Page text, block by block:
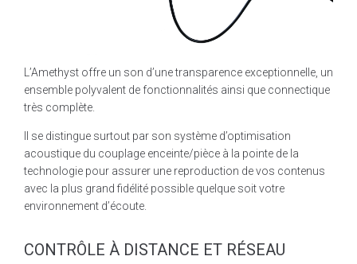
L’Amethyst offre un son d’une transparence exceptionnelle, un
ensemble polyvalent de fonctionnalités ainsi que connectique
très complète.
Il se distingue surtout par son système d’optimisation
acoustique du couplage enceinte/pièce à la pointe de la
technologie pour assurer une reproduction de vos contenus
avec la plus grand fidélité possible quelque soit votre
environnement d’écoute.
CONTRÔLE À DISTANCE ET RÉSEAU